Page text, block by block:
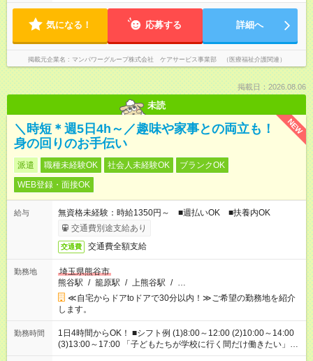
気になる！ 応募する 詳細へ
掲載元企業名 マンパワーグループ株式会社 ケアサービス事業部 （医療福祉介護関連）
掲載日：2026.08.06
未読
NEW
＼時短＊週5日4h～／趣味や家事との両立も！
身の回りのお手伝い
派遣 職種未経験OK 社会人未経験OK
ブランクOK
WEB登録・面接OK
給与
無資格未経験：時給1350円～ ■週払いOK ■扶養内OK
交通費別途支給あり
交通費 交通費全額支給
勤務地
埼玉県熊谷市
熊谷駅 / 籠原駅 / 上熊谷駅 / …
≪自宅からドアtoドアで30分以内！≫ご希望の勤務地を紹介
します。
勤務時間
1日4時間からOK！ ■シフト例 (1)8:00～12:00 (2)10:00～14:00
(3)13:00～17:00 「子どもたちが学校に行く間だけ働きたい」
「余裕を持って夕飯の準備がしたい」 「午前中は働いて、午後